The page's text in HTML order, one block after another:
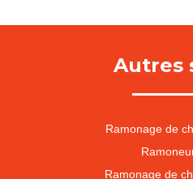
Autres
Ramonage de
Ramonage de